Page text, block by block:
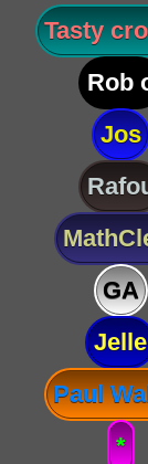
Tasty
Rob
Jos
GA
Jelle
Paul
*